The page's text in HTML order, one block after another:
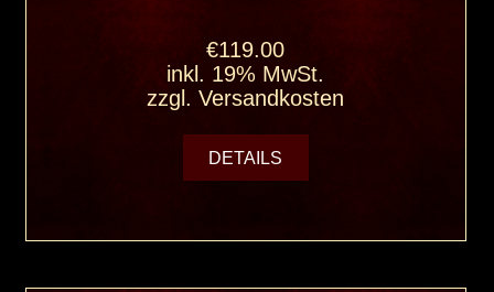
€119.00
inkl. 19% MwSt.
zzgl.Versandkosten
DETAILS